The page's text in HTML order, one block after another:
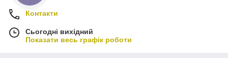
Контакти
Сьогодні вихідний
Показати весь графік роботи